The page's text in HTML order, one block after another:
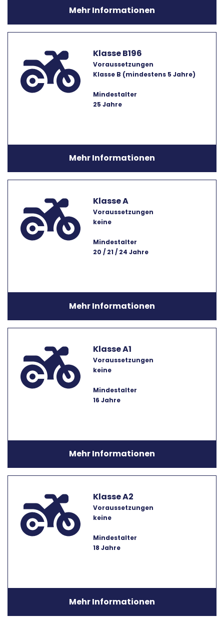
Mehr Informationen
Klasse B196
Voraussetzungen
Klasse B (mindestens 5 Jahre)
Mindestalter
25 Jahre
Mehr Informationen
Klasse A
Voraussetzungen
keine
Mindestalter
20 / 21 / 24 Jahre
Mehr Informationen
Klasse A1
Voraussetzungen
keine
Mindestalter
16 Jahre
Mehr Informationen
Klasse A2
Voraussetzungen
keine
Mindestalter
18 Jahre
Mehr Informationen